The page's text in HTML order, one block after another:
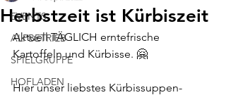
EVENTS
ALPBETRIEB
SPIELGRUPPE
HOFLADEN
Herbstzeit ist Kürbiszeit
Aktuell TÄGLICH erntefrische
Kartoffeln und Kürbisse. 🤗
Hier unser liebstes Kürbissuppen-